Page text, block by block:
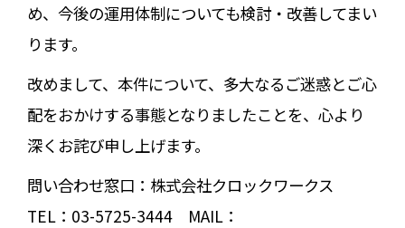
め、今後の運用体制についても検討・改善してまい
ります。
改めまして、本件について、多大なるご迷惑とご心
配をおかけする事態となりましたことを、心より
深くお詫び申し上げます。
問い合わせ窓口：株式会社クロックワークス
TEL：03-5725-3444 MAIL：